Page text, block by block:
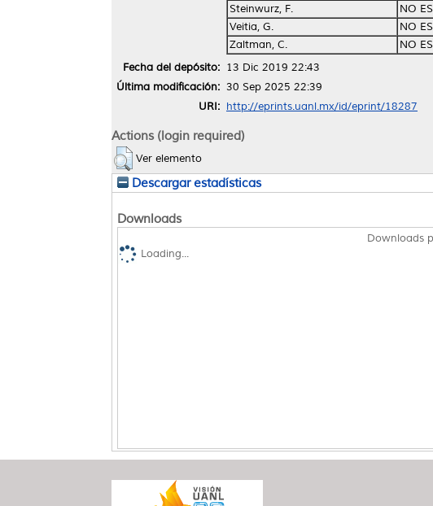
Steinwurz, F.
NO
Veitia, G.
NO
Zaltman, C.
NO
Fecha del depósito: 13 Dic 2019 22:43
Última modificación: 30 Sep 2025 22:39
URI: http://eprints.uanl.mx/id/eprint/18287
Actions (login required)
Ver elemento
Descargar estadísticas
Downloads
Downloads
Loading...